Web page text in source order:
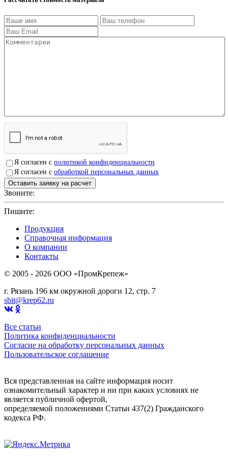
Я согласен с политикой конфиденциальности
Я согласен с обработкой персональных данных
Звоните:
Пишите:
Продукция
Справочная информация
О компании
Контакты
© 2005 - 2026 OOO «ПромКрепеж»
г. Рязань 196 км окружной дороги 12, стр. 7
sbit@krep62.ru
Все статьи
Политика конфиденциальности
Согласие на обработку персональных данных
Пользовательское соглашение
Вся представленная на сайте информация носит
ознакомительный характер и ни при каких условиях не
является публичной офертой,
определяемой положениями Статьи 437(2) Гражданского
кодекса РФ.